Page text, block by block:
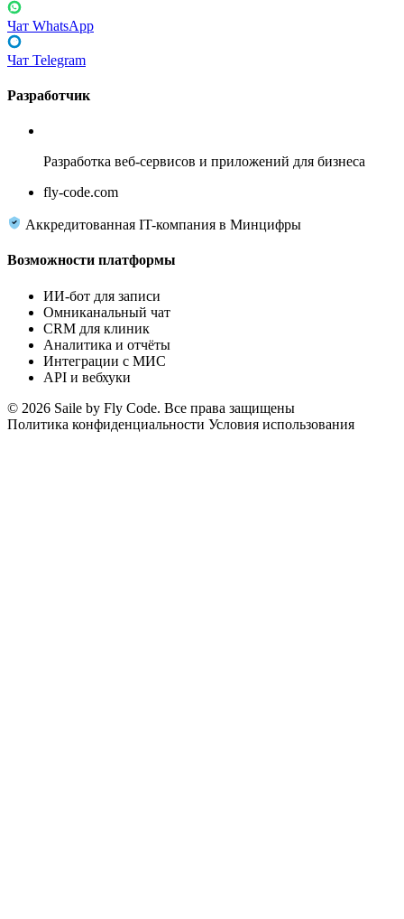
Чат WhatsApp
Чат Telegram
Разработчик
Разработка веб-сервисов и приложений для бизнеса
fly-code.com
Аккредитованная IT-компания в Минцифры
Возможности платформы
ИИ-бот для записи
Омниканальный чат
CRM для клиник
Аналитика и отчёты
Интеграции с МИС
API и вебхуки
© 2026 Saile by Fly Code. Все права защищены
Политика конфиденциальности Условия использования